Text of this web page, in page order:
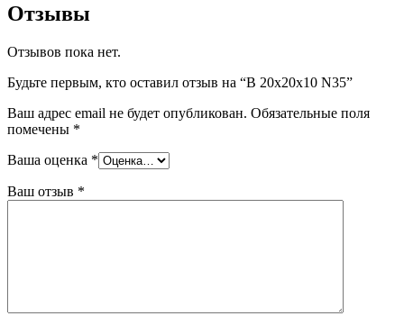
Отзывы
Отзывов пока нет.
Будьте первым, кто оставил отзыв на “B 20x20x10 N35”
Ваш адрес email не будет опубликован. Обязательные поля
помечены *
Ваша оценка *
Ваш отзыв *